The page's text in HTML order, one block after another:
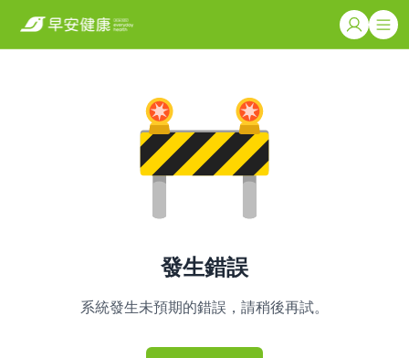
發生錯誤
系統發生未預期的錯誤，請稍後再試。